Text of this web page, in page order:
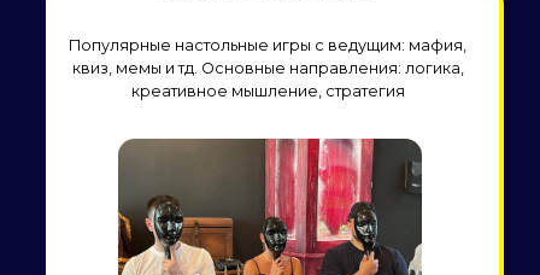
Тематические вечеринки
Тематические вечеринки в разных стилях с
танцами, играми, яркими эмоциями и